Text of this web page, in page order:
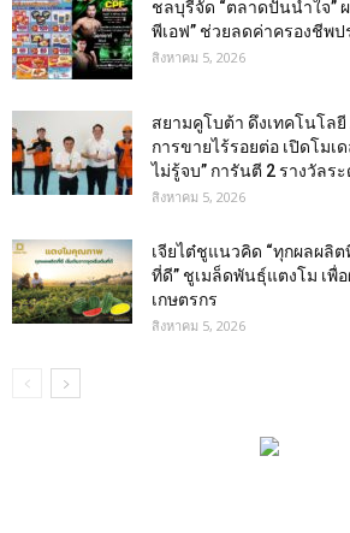
ชลบุรีจัด “ตลาดปันน้ำใจ”
พีเอฟ” ช่วยลดค่าครองชีพ
สิงหาคม 5, 2026
สยามคูโบต้า ดึงเทคโนโล
การขายไร้รอยต่อ เปิดโมเ
ไม่รู้จบ” การันตี 2 รางวัลร
สิงหาคม 5, 2026
เจียไต๋ชูแนวคิด “ทุกผลผลิ
ที่ดี” ชูเมล็ดพันธุ์แตงโม เ
เกษตรกร
สิงหาคม 5, 2026